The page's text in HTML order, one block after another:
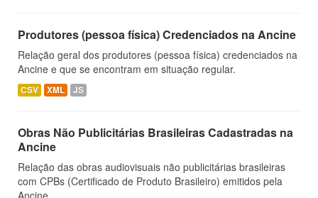
Produtores (pessoa física) Credenciados na Ancine
Relação geral dos produtores (pessoa física) credenciados na
Ancine e que se encontram em situação regular.
CSV XML JS
Obras Não Publicitárias Brasileiras Cadastradas na
Ancine
Relação das obras audiovisuais não publicitárias brasileiras
com CPBs (Certificado de Produto Brasileiro) emitidos pela
Ancine.